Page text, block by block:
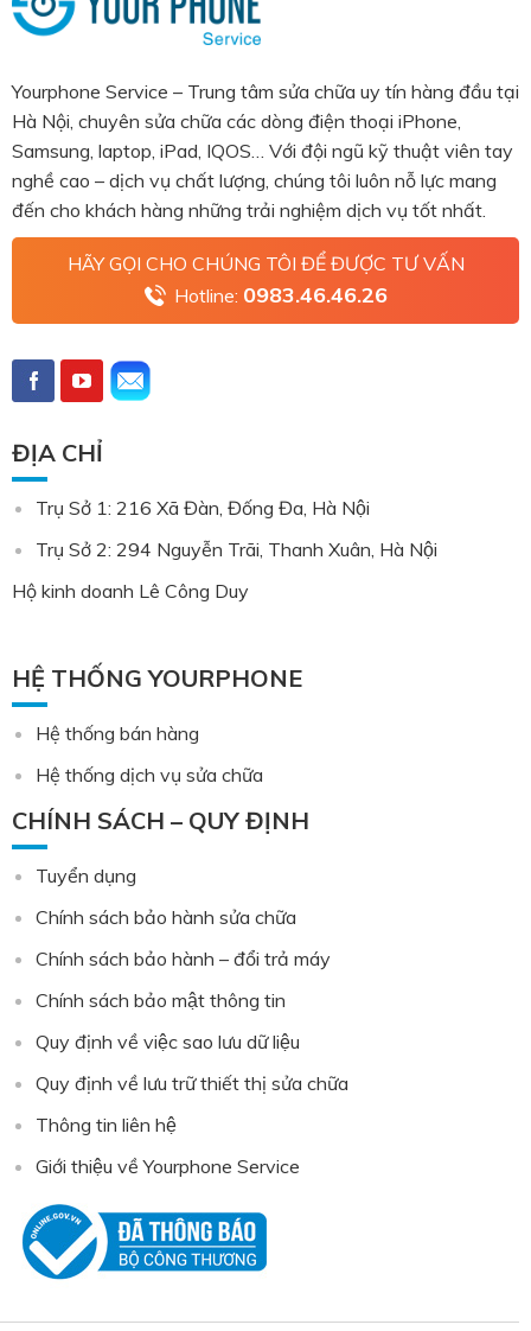
Yourphone Service – Trung tâm sửa chữa uy tín hàng đầu tại
Hà Nội, chuyên sửa chữa các dòng điện thoại iPhone,
Samsung, laptop, iPad, IQOS… Với đội ngũ kỹ thuật viên tay
nghề cao – dịch vụ chất lượng, chúng tôi luôn nỗ lực mang
đến cho khách hàng những trải nghiệm dịch vụ tốt nhất.
HÃY GỌI CHO CHÚNG TÔI ĐỂ ĐƯỢC TƯ VẤN
Hotline: 0983.46.46.26
ĐỊA CHỈ
Trụ Sở 1: 216 Xã Đàn, Đống Đa, Hà Nội
Trụ Sở 2: 294 Nguyễn Trãi, Thanh Xuân, Hà Nội
Hộ kinh doanh Lê Công Duy
HỆ THỐNG YOURPHONE
Hệ thống bán hàng
Hệ thống dịch vụ sửa chữa
CHÍNH SÁCH – QUY ĐỊNH
Tuyển dụng
Chính sách bảo hành sửa chữa
Chính sách bảo hành – đổi trả máy
Chính sách bảo mật thông tin
Quy định về việc sao lưu dữ liệu
Quy định về lưu trữ thiết thị sửa chữa
Thông tin liên hệ
Giới thiệu về Yourphone Service